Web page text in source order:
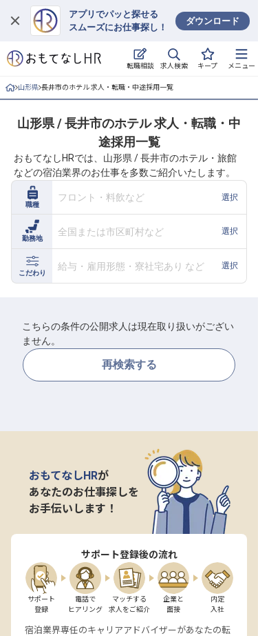
アプリでパッと探せる
スムーズにお仕事探し！
ダウンロード
転職相談 求人検索 キープ メニュー
ログイン
求人・施設を探す
就職・転職 合同説明会
おもてなしHRについて
ご利用の流れ
よくある質問
ホテル・宿泊業界情報コラム
無料 転職サポートに申し込む
採用をお考えの企業様へ
山形県 長井市のホテル 求人・転職・中途採用一覧
山形県 / 長井市のホテル 求人・転職・中
途採用一覧
おもてなしHRでは、山形県 / 長井市のホテル・旅館
などの宿泊業界のお仕事を多数ご紹介いたします。
職種
フロント・料飲など 選択
勤務地
全国または市区町村など 選択
こだわり
給与・雇用形態・寮社宅あり など 選択
こちらの条件の公開求人は現在取り扱いがござい
ません。
再検索する
おもてなしHRが
あなたのお仕事探しを
お手伝いします！
サポート登録後の流れ
サポート
登録
電話で
ヒアリング
マッチする
求人をご紹介
企業と
面接
内定
入社
宿泊業界専任のキャリアアドバイザーがあなたの転